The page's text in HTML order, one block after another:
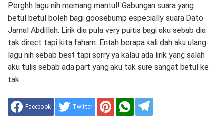
Perghh lagu nih memang mantul! Gabungan suara yang
betul betul boleh bagi goosebump especially suara Dato
Jamal Abdillah. Lirik dia pula very puitis bagi aku sebab dia
tak direct tapi kita faham. Entah berapa kali dah aku ulang
lagu nih sebab best tapi sorry ya kalau ada lirik yang salah
aku tulis sebab ada part yang aku tak sure sangat betul ke
tak.
Facebook Twitter